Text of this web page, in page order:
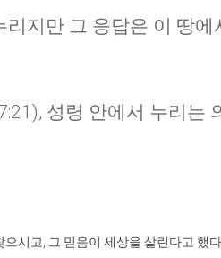
지만 그 응답은 이 땅에
성령 안에서 누리는
시고, 그 믿음이 세상을 살린다고 했다.